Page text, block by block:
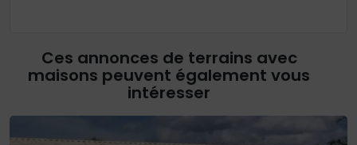
Ces annonces de terrains avec
maisons peuvent également vous
intéresser